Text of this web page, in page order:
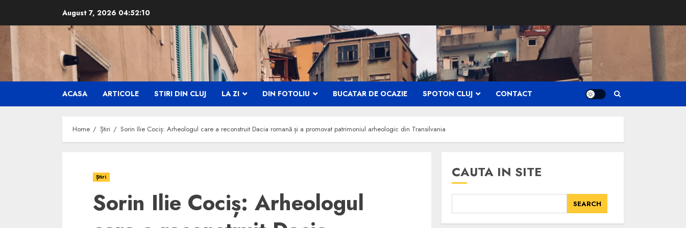
content
August 7, 2026 04:52:12
ACASA ARTICOLE STIRI DIN CLUJ LA ZI DIN FOTOLIU BUCATAR DE OCAZIE SPOTON CLUJ CONTACT
Home Știri Sorin Ilie Cociș: Arheologul care a reconstruit Dacia romană și a promovat patrimoniul arheologic din Transilvania
Știri
Sorin Ilie Cociș: Arheologul
CAUTA IN SITE
SEARCH